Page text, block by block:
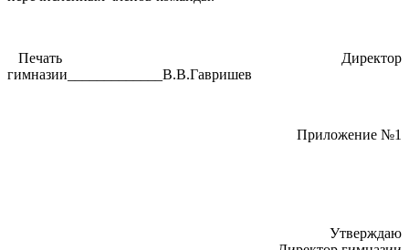
Печать Директор
гимназии_____________В.В.Гавришев
Приложение №1
Утверждаю